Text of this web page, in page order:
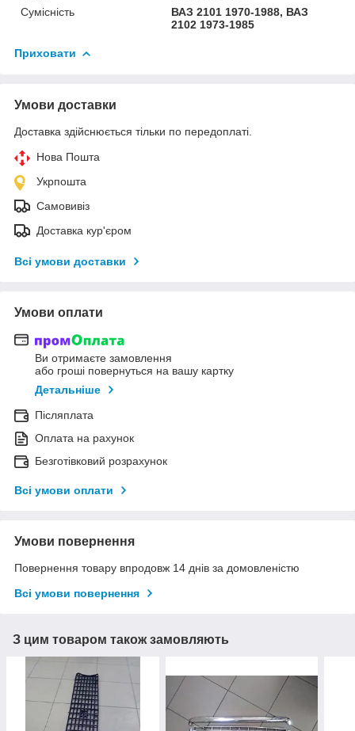
Сумісність
ВАЗ 2101 1970-1988, ВАЗ
2102 1973-1985
Приховати
Умови доставки
Доставка здійснюється тільки по передоплаті.
Нова Пошта
Укрпошта
Самовивіз
Доставка кур'єром
Всі умови доставки
Умови оплати
Ви отримаєте замовлення
або гроші повернуться на вашу картку
Детальніше
Післяплата
Оплата на рахунок
Безготівковий розрахунок
Всі умови оплати
Умови повернення
Повернення товару впродовж 14 днів за домовленістю
Всі умови повернення
З цим товаром також замовляють